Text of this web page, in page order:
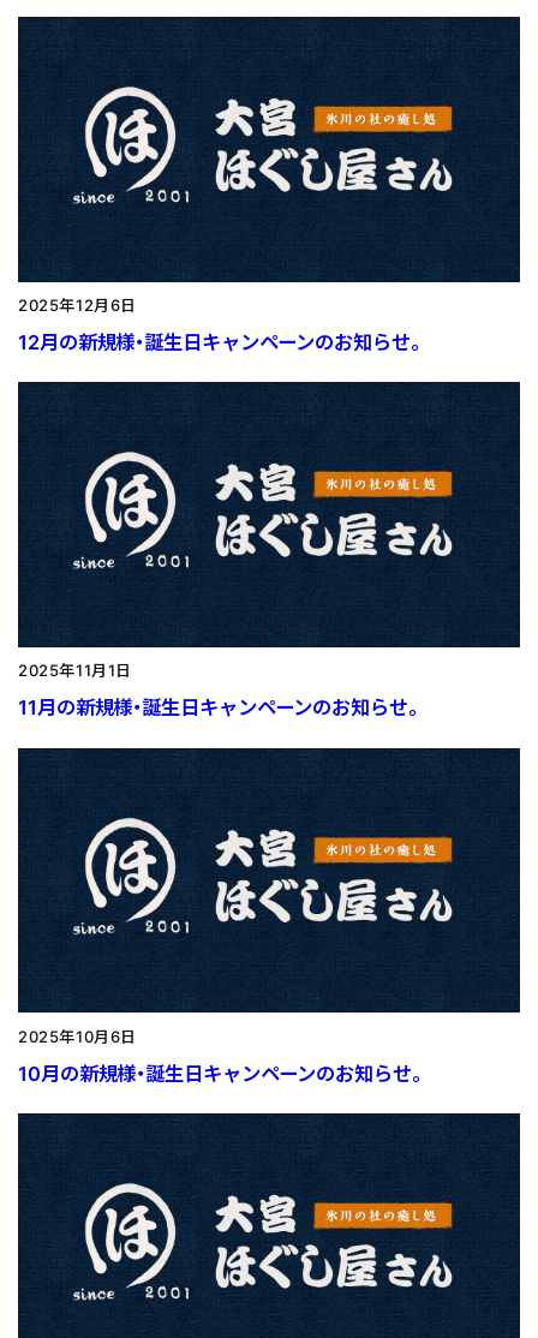
2025年12月6日
12月の新規様・誕生日キャンペーンのお知らせ。
2025年11月1日
11月の新規様・誕生日キャンペーンのお知らせ。
2025年10月6日
10月の新規様・誕生日キャンペーンのお知らせ。